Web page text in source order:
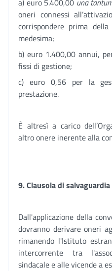
a) euro 5.400,00 una
oneri connessi
corrispondere prima
medesima;
b) euro 1.400,00 annui,
fissi di gestione;
c) euro 0,56 per la
prestazione.
È altresì a carico
altro onere inerente alla
9. Clausola di salvaguardia
Dall'applicazione della
dovranno derivare oneri
rimanendo l'Istituto
intercorrente tra
sindacale e alle vicende a